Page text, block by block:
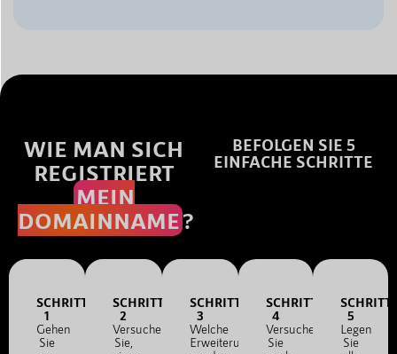
WIE MAN SICH
REGISTRIERT
MEIN
DOMAINNAME?
BEFOLGEN SIE 5
EINFACHE SCHRITTE
SCHRITT
1
Gehen
Sie
SCHRITT
2
Versuchen
Sie,
SCHRITT
3
Welche
Erweiterung
SCHRITT
4
Versuchen
Sie
SCHRITT
5
Legen
Sie